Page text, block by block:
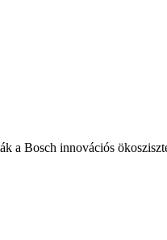
Bosch innovációs